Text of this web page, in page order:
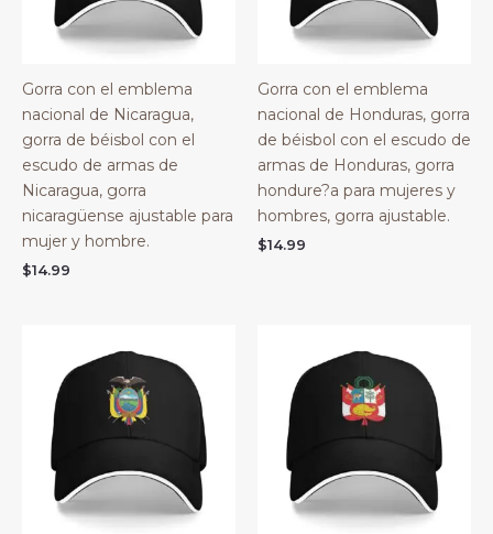
Gorra con el emblema
nacional de Nicaragua,
gorra de béisbol con el
escudo de armas de
Nicaragua, gorra
nicaragüense ajustable para
mujer y hombre.
$14.99
Gorra con el emblema
nacional de Honduras, gorra
de béisbol con el escudo de
armas de Honduras, gorra
hondure?a para mujeres y
hombres, gorra ajustable.
$14.99